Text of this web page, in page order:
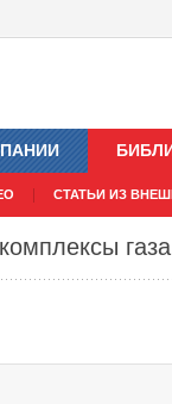
СТАТЬИ ИЗ